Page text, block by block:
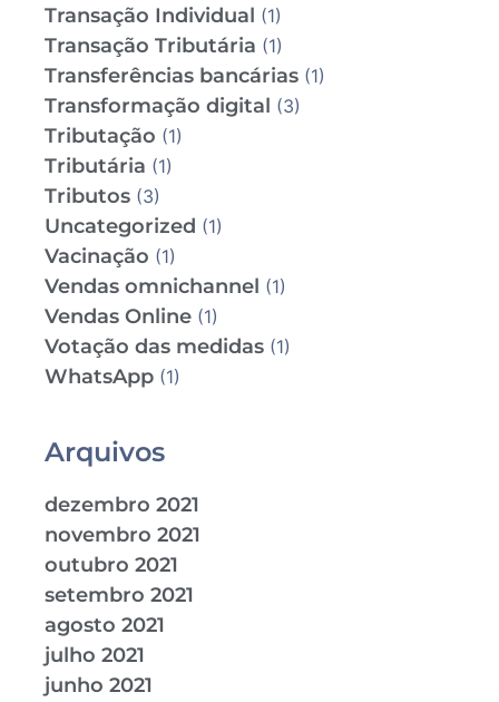
Transação Individual (1)
Transação Tributária (1)
Transferências bancárias (1)
Transformação digital (3)
Tributação (1)
Tributária (1)
Tributos (3)
Uncategorized (1)
Vacinação (1)
Vendas omnichannel (1)
Vendas Online (1)
Votação das medidas (1)
WhatsApp (1)
Arquivos
dezembro 2021
novembro 2021
outubro 2021
setembro 2021
agosto 2021
julho 2021
junho 2021